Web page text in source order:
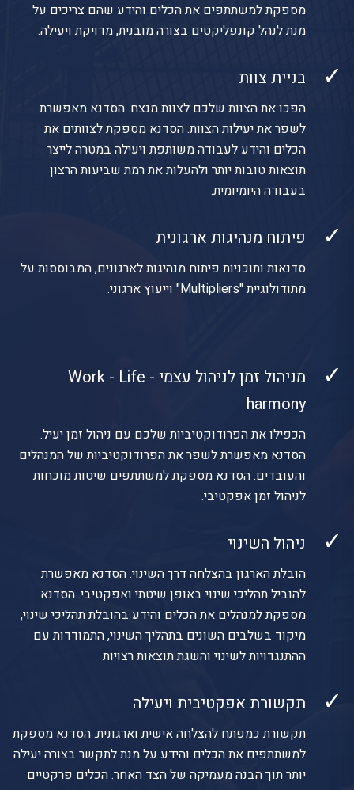
מספקת למשתתפים את הכלים והידע שהם צריכים על
מנת לנהל קונפליקטים בצורה מובנית, מדויקת ויעילה.
✓ בניית צוות
הפכו את הצוות שלכם לצוות מנצח. הסדנא מאפשרת
לשפר את יעילות הצוות. הסדנא מספקת לצוותים את
הכלים והידע לעבודה משותפת ויעילה במטרה לייצר
תוצאות טובות יותר ולהעלות את רמת שביעות הרצון
בעבודה היומיומית.
✓ פיתוח מנהיגות ארגונית
סדנאות ותוכניות פיתוח מנהיגות לארגונים, המבוססות על
מתודולוגיית "Multipliers" וייעוץ ארגוני.
✓
מניהול זמן לניהול עצמי - Work - Life
harmony
הכפילו את הפרודוקטיביות שלכם עם ניהול זמן יעיל.
הסדנא מאפשרת לשפר את הפרודוקטיביות של המנהלים
והעובדים. הסדנא מספקת למשתתפים שיטות מוכחות
לניהול זמן אפקטיבי.
✓ ניהול השינוי
הובלת הארגון בהצלחה דרך השינוי. הסדנא מאפשרת
להוביל תהליכי שינוי באופן שיטתי ואפקטיבי. הסדנא
מספקת למנהלים את הכלים והידע בהובלת תהליכי שינוי,
מיקוד בשלבים השונים בתהליך השינוי, התמודדות עם
ההתנגדויות לשינוי והשגת תוצאות רצויות
✓ תקשורת אפקטיבית ויעילה
תקשורת כמפתח להצלחה אישית וארגונית. הסדנא מספקת
למשתתפים את הכלים והידע על מנת לתקשר בצורה יעילה
יותר תוך הבנה מעמיקה של הצד האחר. הכלים פרקטיים